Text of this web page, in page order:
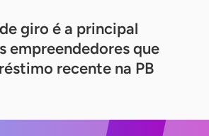
giro é a principal
empreendedores que
recente na PB